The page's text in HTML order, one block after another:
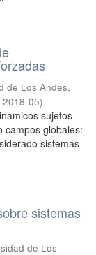
de Los Andes,
2018-05)
sujetos
campos globales:
sistemas
sistemas
de Los